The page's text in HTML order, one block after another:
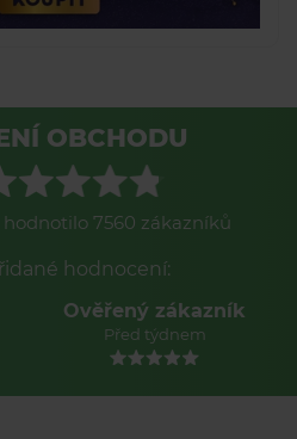
OBCHODU
7560 zákazníků
hodnocení:
Ověřený zákazník
Před týdnem